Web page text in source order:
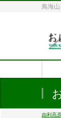
鳥海
由利高